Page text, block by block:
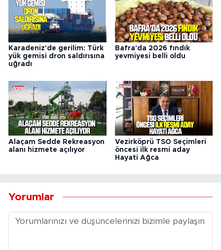
Karadeniz'de gerilim: Türk
yük gemisi dron saldırısına
uğradı
Bafra'da 2026 fındık
yevmiyesi belli oldu
Alaçam Sedde Rekreasyon
alanı hizmete açılıyor
Vezirköprü TSO Seçimleri
öncesi ilk resmi aday
Hayati Ağca
Yorumlar